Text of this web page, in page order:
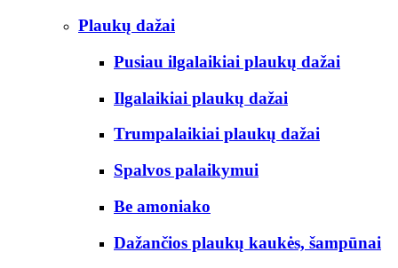
Plaukų dažai
Pusiau ilgalaikiai plaukų dažai
Ilgalaikiai plaukų dažai
Trumpalaikiai plaukų dažai
Spalvos palaikymui
Be amoniako
Dažančios plaukų kaukės, šampūnai